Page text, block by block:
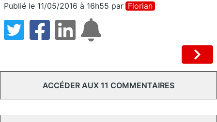
Publié le 11/05/2016 à 16h55 par Florian
ACCÉDER AUX 11 COMMENTAIRES